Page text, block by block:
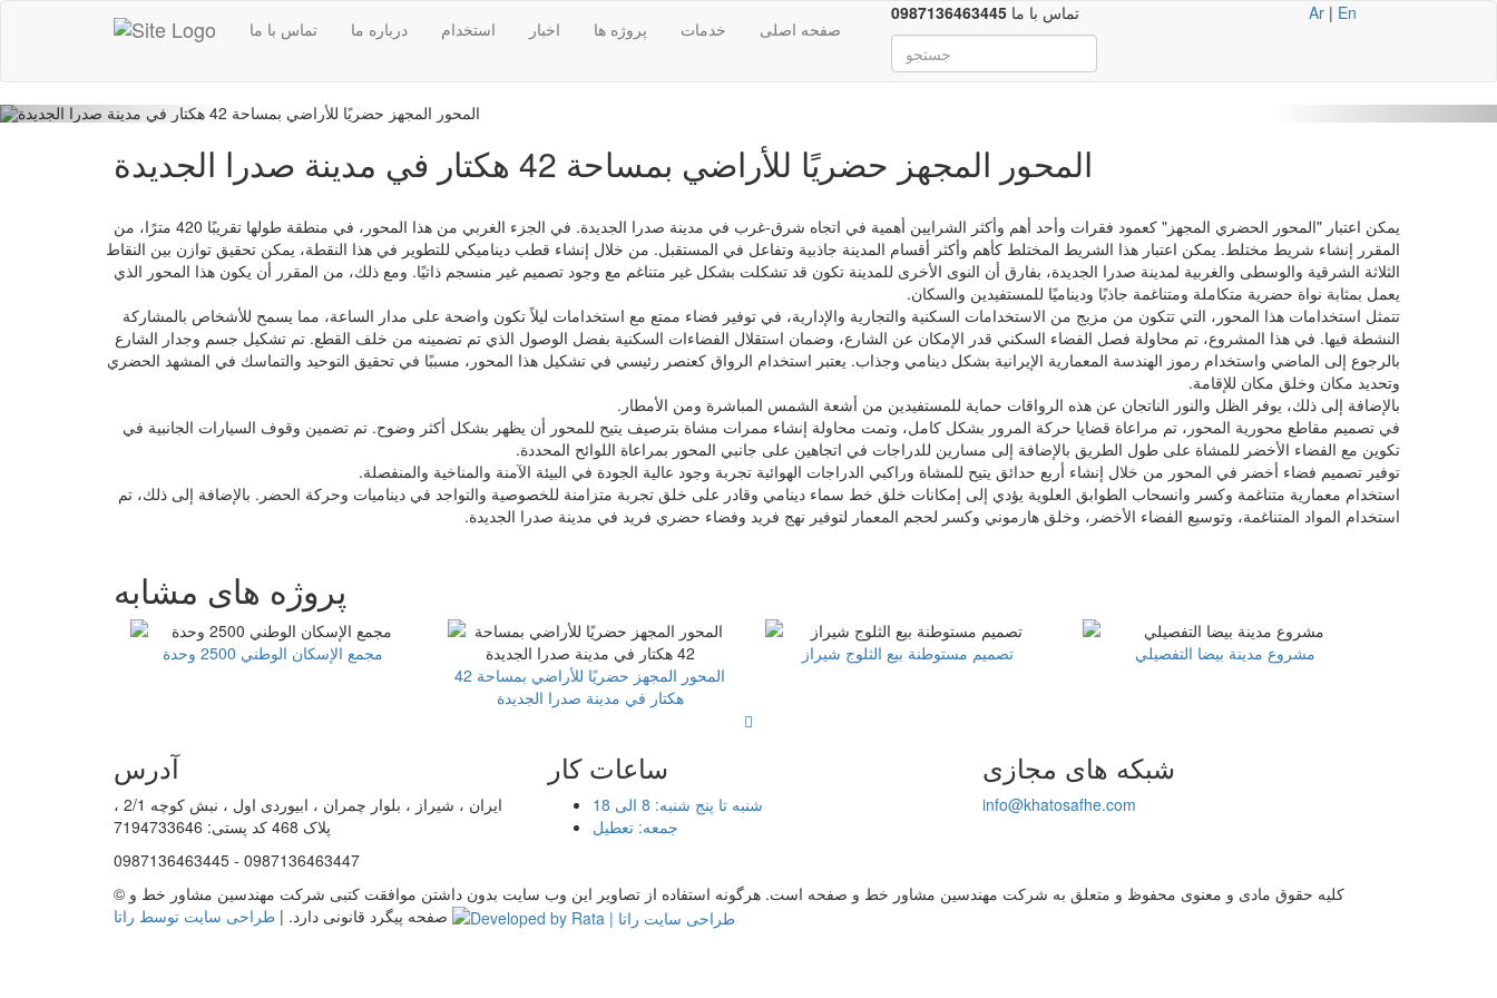
تماس با ما درباره ما استخدام اخبار پروژه ها خدمات صفحه اصلی
تماس با ما 0987136463445 Ar| En
Previous Next
المحور المجهز حضريًا للأراضي بمساحة 42 هكتار في مدينة صدرا الجديدة
يمكن اعتبار "المحور الحضري المجهز" كعمود فقرات وأحد أهم وأكثر الشرايين أهمية في اتجاه شرق-غرب في مدينة صدرا الجديدة. في الجزء الغربي من هذا المحور، في منطقة طولها تقريبًا 420 مترًا، من
المقرر إنشاء شريط مختلط. يمكن اعتبار هذا الشريط المختلط كأهم وأكثر أقسام المدينة جاذبية وتفاعل في المستقبل. من خلال إنشاء قطب ديناميكي للتطوير في هذا النقطة، يمكن تحقيق توازن بين النقاط
الثلاثة الشرقية والوسطى والغربية لمدينة صدرا الجديدة، بفارق أن النوى الأخرى للمدينة تكون قد تشكلت بشكل غير متناغم مع وجود تصميم غير منسجم ذاتيًا. ومع ذلك، من المقرر أن يكون هذا المحور الذي
يعمل بمثابة نواة حضرية متكاملة ومتناغمة جاذبًا وديناميًا للمستفيدين والسكان.
تتمثل استخدامات هذا المحور، التي تتكون من مزيج من الاستخدامات السكنية والتجارية والإدارية، في توفير فضاء ممتع مع استخدامات ليلاً تكون واضحة على مدار الساعة، مما يسمح للأشخاص بالمشاركة
النشطة فيها. في هذا المشروع، تم محاولة فصل الفضاء السكني قدر الإمكان عن الشارع، وضمان استقلال الفضاءات السكنية بفضل الوصول الذي تم تضمينه من خلف القطع. تم تشكيل جسم وجدار الشارع
بالرجوع إلى الماضي واستخدام رموز الهندسة المعمارية الإيرانية بشكل دينامي وجذاب. يعتبر استخدام الرواق كعنصر رئيسي في تشكيل هذا المحور، مسببًا في تحقيق التوحيد والتماسك في المشهد الحضري
وتحديد مكان وخلق مكان للإقامة.
بالإضافة إلى ذلك، يوفر الظل والنور الناتجان عن هذه الرواقات حماية للمستفيدين من أشعة الشمس المباشرة ومن الأمطار.
في تصميم مقاطع محورية المحور، تم مراعاة قضايا حركة المرور بشكل كامل، وتمت محاولة إنشاء ممرات مشاة بترصيف يتيح للمحور أن يظهر بشكل أكثر وضوح. تم تضمين وقوف السيارات الجانبية في
تكوين مع الفضاء الأخضر للمشاة على طول الطريق بالإضافة إلى مسارين للدراجات في اتجاهين على جانبي المحور بمراعاة اللوائح المحددة.
توفير تصميم فضاء أخضر في المحور من خلال إنشاء أربع حدائق يتيح للمشاة وراكبي الدراجات الهوائية تجربة وجود عالية الجودة في البيئة الآمنة والمناخية والمنفصلة.
استخدام معمارية متناغمة وكسر وانسحاب الطوابق العلوية يؤدي إلى إمكانات خلق خط سماء دينامي وقادر على خلق تجربة متزامنة للخصوصية والتواجد في ديناميات وحركة الحضر. بالإضافة إلى ذلك، تم
استخدام المواد المتناغمة، وتوسيع الفضاء الأخضر، وخلق هارموني وكسر لحجم المعمار لتوفير نهج فريد وفضاء حضري فريد في مدينة صدرا الجديدة.
پروژه های مشابه
مجمع الإسكان الوطني 2500 وحدة
المحور المجهز حضريًا للأراضي بمساحة 42
هكتار في مدينة صدرا الجديدة
تصميم مستوطنة بيع الثلوج شيراز مشروع مدينة بيضا التفصيلي
آدرس
ایران ، شیراز ، بلوار چمران ، ابیوردی اول ، نبش کوچه 2/1 ،
پلاک 468 کد پستی: 7194733646
0987136463445 - 0987136463447
ساعات کار
شنبه تا پنج شنبه: 8 الی 18
جمعه: تعطیل
شبکه های مجازی
info@khatosafhe.com
© کلیه حقوق مادی و معنوی محفوظ و متعلق به شرکت مهندسین مشاور خط و صفحه است. هرگونه استفاده از تصاویر این وب سایت بدون داشتن موافقت کتبی شرکت مهندسین مشاور خط و
صفحه پیگرد قانونی دارد. |